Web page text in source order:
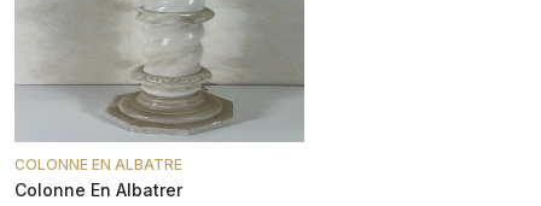
COLONNE EN ALBATRE
Colonne En Albatrer